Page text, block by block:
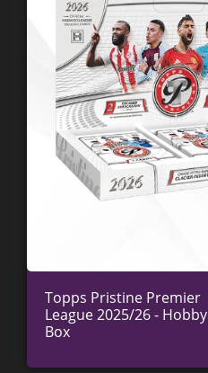
Topps Pristine Premier
League 2025/26 - Hobby
Box